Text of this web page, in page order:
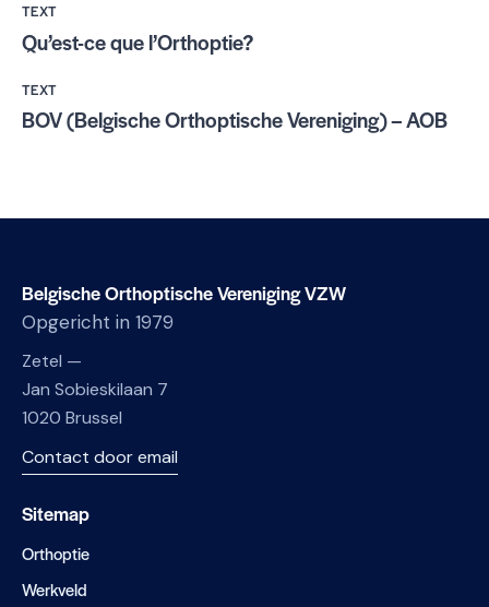
TEXT
Qu’est-ce que l’Orthoptie?
TEXT
BOV (Belgische Orthoptische Vereniging) – AOB
Belgische Orthoptische Vereniging VZW
Opgericht in 1979
Zetel —
Jan Sobieskilaan 7
1020 Brussel
Contact door email
Sitemap
Orthoptie
Werkveld